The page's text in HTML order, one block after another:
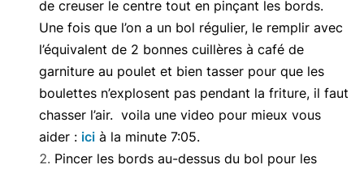
de creuser le centre tout en pinçant les bords.
Une fois que l’on a un bol régulier, le remplir avec
l’équivalent de 2 bonnes cuillères à café de
garniture au poulet et bien tasser pour que les
boulettes n’explosent pas pendant la friture, il faut
chasser l’air. voila une video pour mieux vous
aider : icià la minute 7:05.
Pincer les bords au-dessus du bol pour les